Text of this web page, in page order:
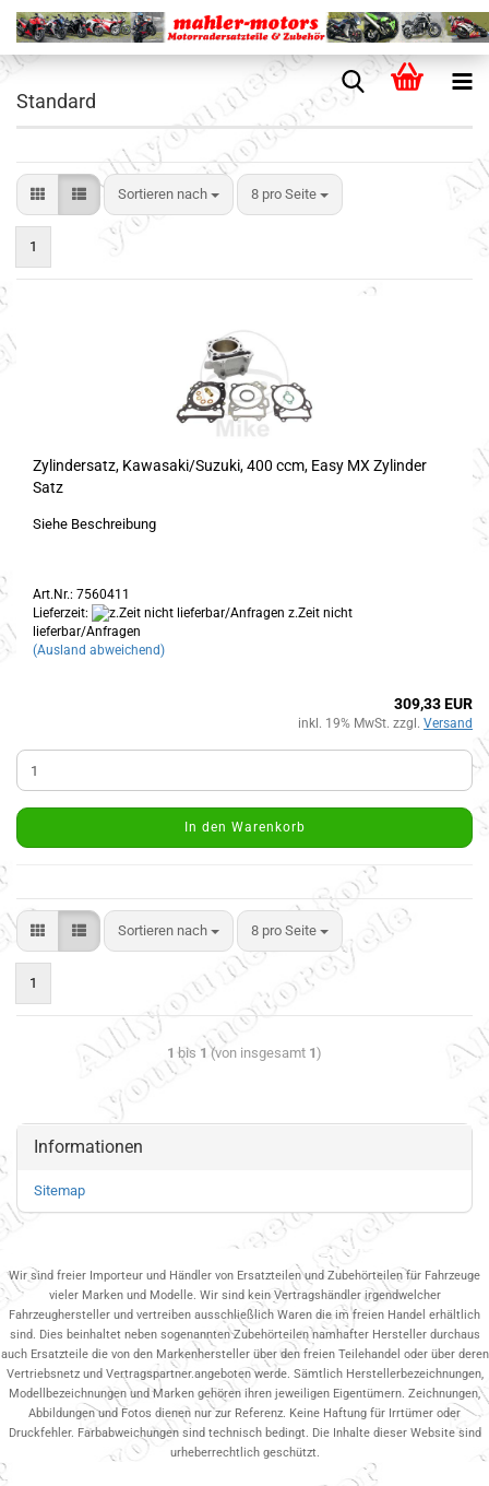
Standard
Sortieren nach 8 pro Seite
1
Zylindersatz, Kawasaki/Suzuki, 400 ccm, Easy MX Zylinder
Satz
Siehe Beschreibung
Art.Nr.: 7560411
Lieferzeit:
z.Zeit nicht
lieferbar/Anfragen
(Ausland abweichend)
309,33 EUR
inkl. 19% MwSt. zzgl. Versand
In den Warenkorb
Sortieren nach 8 pro Seite
1
1 bis 1 (von insgesamt 1)
Informationen
Sitemap
Wir sind freier Importeur und Händler von Ersatzteilen und Zubehörteilen für Fahrzeuge
vieler Marken und Modelle. Wir sind kein Vertragshändler irgendwelcher
Fahrzeughersteller und vertreiben ausschließlich Waren die im freien Handel erhältlich
sind. Dies beinhaltet neben sogenannten Zubehörteilen namhafter Hersteller durchaus
auch Ersatzteile die von den Markenhersteller über den freien Teilehandel oder über deren
Vertriebsnetz und Vertragspartner.angeboten werde. Sämtlich Herstellerbezeichnungen,
Modellbezeichnungen und Marken gehören ihren jeweiligen Eigentümern. Zeichnungen,
Abbildungen und Fotos dienen nur zur Referenz. Keine Haftung für Irrtümer oder
Druckfehler. Farbabweichungen sind technisch bedingt. Die Inhalte dieser Website sind
urheberrechtlich geschützt.